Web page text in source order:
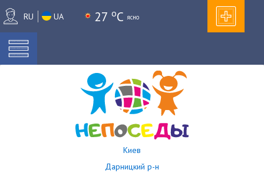
RU UA 27 oC ясно
Киев
Дарницкий р-н